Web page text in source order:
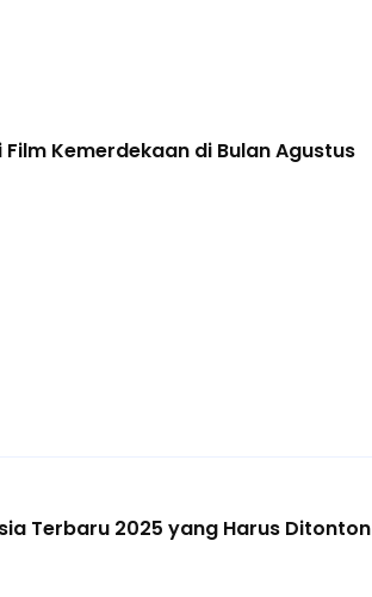
Film Kemerdekaan di Bulan Agustus
Terbaru 2025 yang Harus Ditonton